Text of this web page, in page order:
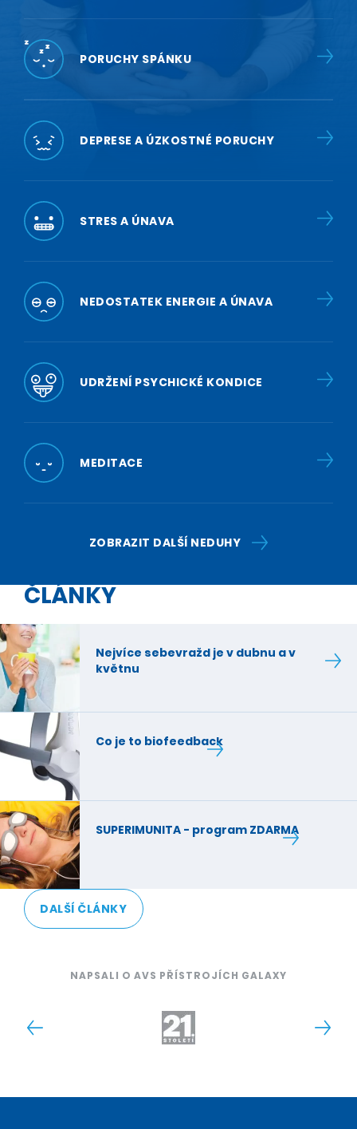
PORUCHY SPÁNKU
DEPRESE A ÚZKOSTNÉ PORUCHY
STRES A ÚNAVA
NEDOSTATEK ENERGIE A ÚNAVA
UDRŽENÍ PSYCHICKÉ KONDICE
MEDITACE
ZOBRAZIT DALŠÍ NEDUHY
ČLÁNKY
Nejvíce sebevražd je v dubnu a v
květnu
Co je to biofeedback
SUPERIMUNITA - program ZDARMA
DALŠÍ ČLÁNKY
NAPSALI O AVS PŘÍSTROJÍCH GALAXY